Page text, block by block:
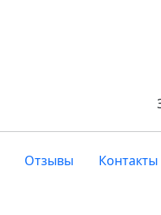
Отзывы Контакты